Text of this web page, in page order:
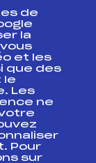
Suivi
de
la
et les
que des
le
Les
ne
Pour
sur